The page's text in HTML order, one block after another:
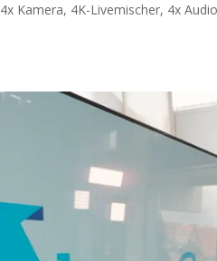
4x Kamera, 4K-Livemischer, 4x